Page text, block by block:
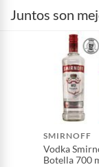
Juntos son
SMIRNOFF
Vodka
Botella 700